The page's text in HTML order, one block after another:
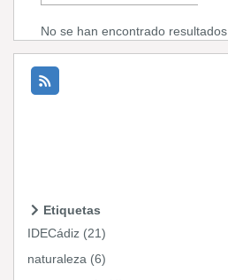
No se han encontrado resultados.
Etiquetas
IDECádiz (21)
naturaleza (6)